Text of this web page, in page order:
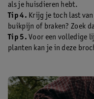
als je huisdieren hebt.
Tip 4. Krijg je toch last
buikpijn of braken? Zoek
Tip 5.Voor een volledige
planten kan je in deze